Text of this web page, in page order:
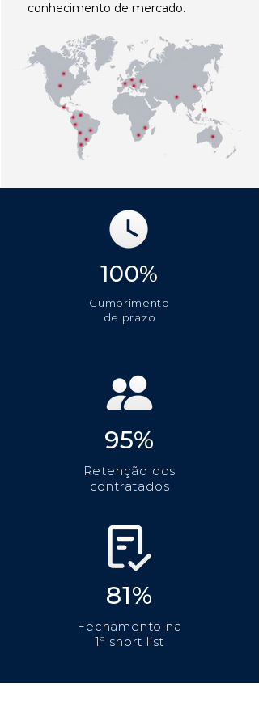
conhecimento de mercado.
100%
Cumprimento
de prazo
95%
Retenção dos
contratados
81%
Fechamento na
1ª short list